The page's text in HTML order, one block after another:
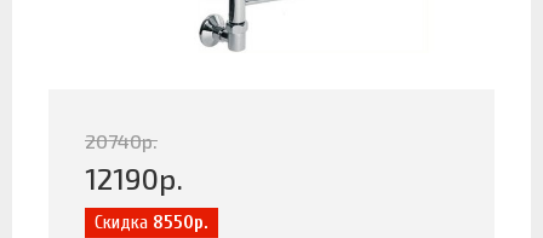
20740р.
12190р.
Скидка 8550р.